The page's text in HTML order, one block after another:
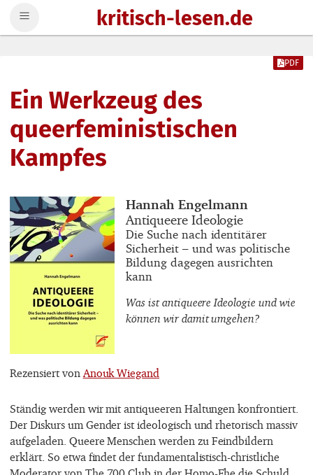
kritisch-lesen.de
Ein Werkzeug des
queerfeministischen
Kampfes
PDF
Buchautor_innen
Hannah Engelmann
Buchtitel
Antiqueere Ideologie
Buchuntertitel
Die Suche nach identitärer
Sicherheit – und was politische
Bildung dagegen ausrichten
kann
Was ist antiqueere Ideologie und wie
können wir damit umgehen?
Rezensiert von Anouk Wiegand
Ständig werden wir mit antiqueeren Haltungen konfrontiert.
Der Diskurs um Gender ist ideologisch und rhetorisch massiv
aufgeladen. Queere Menschen werden zu Feindbildern
erklärt. So etwa findet der fundamentalistisch-christliche